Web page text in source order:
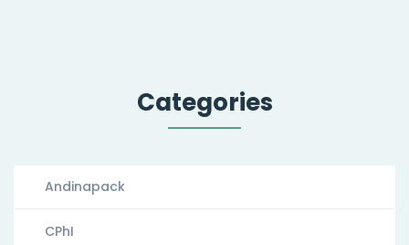
Categories
Andinapack
CPhI